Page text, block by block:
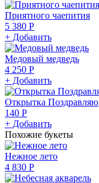
Приятного чаепития
5 380 Р
+ Добавить
Медовый медведь
4 250 Р
+ Добавить
Открытка Поздравляю
140 Р
+ Добавить
Похожие букеты
Нежное лето
4 830 Р